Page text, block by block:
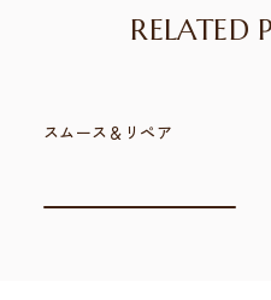
RELATED
スムース＆リペア